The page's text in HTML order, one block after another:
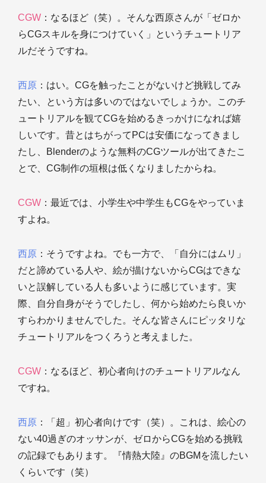
CGW ：なるほど（笑）。そんな西原さんが「ゼロか
らCGスキルを身につけていく」というチュートリア
ルだそうですね。
西原 ：はい。CGを触ったことがないけど挑戦してみ
たい、という方は多いのではないでしょうか。このチ
ュートリアルを観てCGを始めるきっかけになれば嬉
しいです。昔とはちがってPCは安価になってきまし
たし、Blenderのような無料のCGツールが出てきたこ
とで、CG制作の垣根は低くなりましたからね。
CGW ：最近では、小学生や中学生もCGをやっていま
すよね。
西原 ：そうですよね。でも一方で、「自分にはムリ」
だと諦めている人や、絵が描けないからCGはできな
いと誤解している人も多いように感じています。実
際、自分自身がそうでしたし、何から始めたら良いか
すらわかりませんでした。そんな皆さんにピッタリな
チュートリアルをつくろうと考えました。
CGW ：なるほど、初心者向けのチュートリアルなん
ですね。
西原 ：「超」初心者向けです（笑）。これは、絵心の
ない40過ぎのオッサンが、ゼロからCGを始める挑戦
の記録でもあります。『情熱大陸』のBGMを流したい
くらいです（笑）